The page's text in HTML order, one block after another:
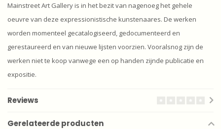
Mainstreet Art Gallery is in het bezit van nagenoeg het gehele
oeuvre van deze expressionistische kunstenaares. De werken
worden momenteel gecatalogiseerd, gedocumenteerd en
gerestaureerd en van nieuwe lijsten voorzien. Vooralsnog zijn de
werken niet te koop vanwege een op handen zijnde publicatie en
expositie.
Reviews
Gerelateerde producten